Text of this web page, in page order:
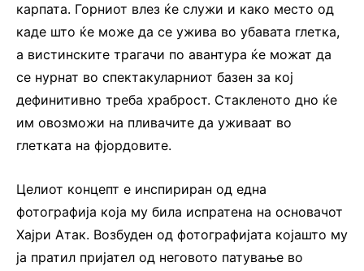
карпата. Горниот влез ќе служи и како место од
каде што ќе може да се ужива во убавата глетка,
а вистинските трагачи по авантура ќе можат да
се нурнат во спектакуларниот базен за кој
дефинитивно треба храброст. Стакленото дно ќе
им овозможи на пливачите да уживаат во
глетката на фјордовите.
Целиот концепт е инспириран од една
фотографија која му била испратена на основачот
Хајри Атак. Возбуден од фотографијата којашто му
ја пратил пријател од неговото патување во